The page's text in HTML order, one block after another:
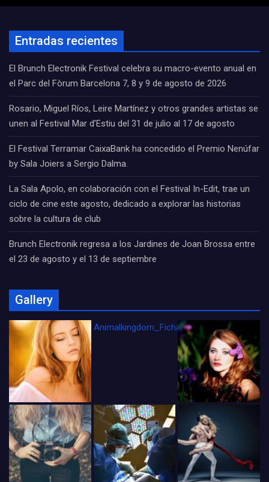
Entradas recientes
El Brunch Electronik Festival celebra su macro-evento anual en
el Parc del Fòrum Barcelona 7, 8 y 9 de agosto de 2026
Rosario, Miguel Ríos, Leire Martínez y otros grandes artistas se
unen al Festival Mar d’Estiu del 31 de julio al 17 de agosto
El Festival Terramar CaixaBank ha concedido el Premio Nenúfar
by Sala Joiers a Sergio Dalma.
La Sala Apolo, en colaboración con el Festival In-Edit, trae un
ciclo de cine este agosto, dedicado a explorar las historias
sobre la cultura de club
Brunch Electronik regresa a los Jardines de Joan Brossa entre
el 23 de agosto y el 13 de septiembre
Gallery
Animalkingdom_FichaCine